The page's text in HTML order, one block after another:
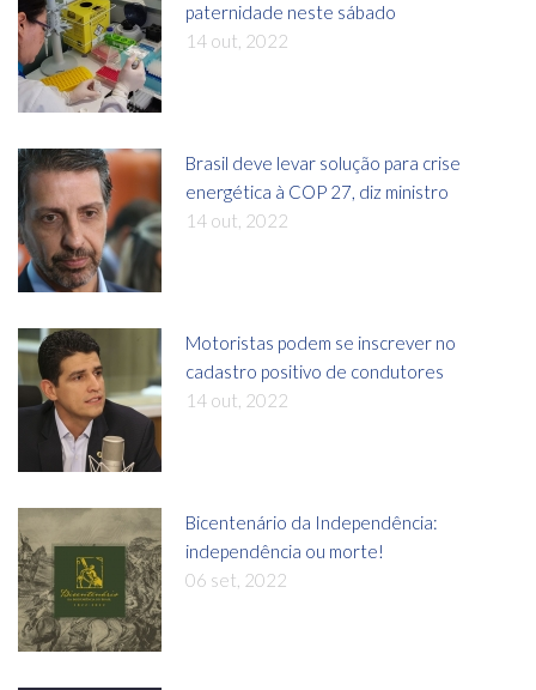
paternidade neste sábado
14 out, 2022
Brasil deve levar solução para crise
energética à COP 27, diz ministro
14 out, 2022
Motoristas podem se inscrever no
cadastro positivo de condutores
14 out, 2022
Bicentenário da Independência:
independência ou morte!
06 set, 2022